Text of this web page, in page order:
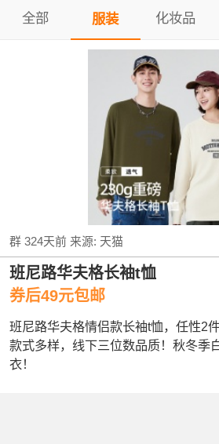
全部 服装 化妆品
群 324天前来源: 天猫
班尼路华夫格长袖t恤
券后49元包邮
班尼路华夫格情侣款长袖t恤，任性2
款式多样，线下三位数品质！秋冬季
衣！